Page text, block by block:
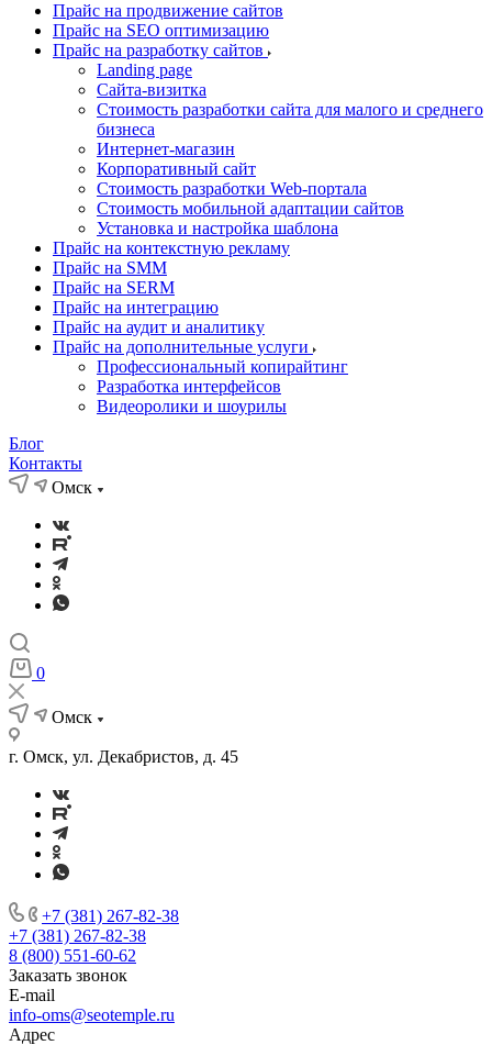
Прайс на продвижение сайтов
Прайс на SEO оптимизацию
Прайс на разработку сайтов
Landing page
Cайта-визитка
Стоимость разработки сайта для малого и среднего
бизнеса
Интернет-магазин
Корпоративный сайт
Стоимость разработки Web-портала
Стоимость мобильной адаптации сайтов
Установка и настройка шаблона
Прайс на контекстную рекламу
Прайс на SMM
Прайс на SERM
Прайс на интеграцию
Прайс на аудит и аналитику
Прайс на дополнительные услуги
Профессиональный копирайтинг
Разработка интерфейсов
Видеоролики и шоурилы
Блог
Контакты
Омск
0
Омск
г. Омск, ул. Декабристов, д. 45
+7 (381) 267-82-38
+7 (381) 267-82-38
8 (800) 551-60-62
Заказать звонок
E-mail
info-oms@seotemple.ru
Адрес